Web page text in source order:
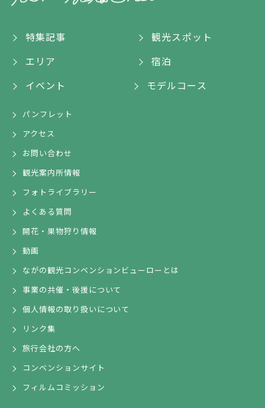
特集記事
観光スポット
エリア
宿泊
イベント
モデルコース
パンフレット
アクセス
お問い合わせ
観光案内所情報
フォトライブラリー
よくある質問
開花・果物狩り情報
動画
ながの観光コンベンションビューローとは
事業の共催・後援について
個人情報の取り扱いについて
リンク集
旅行会社の方へ
コンベンションサイト
フィルムコミッション